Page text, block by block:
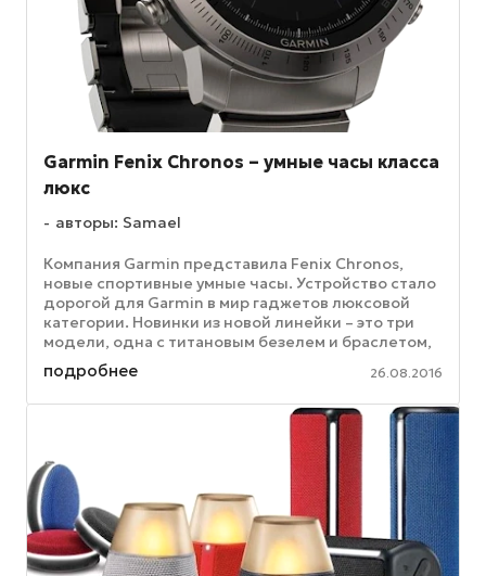
Garmin Fenix Chronos – умные часы класса
люкс
авторы: Samael
Компания Garmin представила Fenix Chronos,
новые спортивные умные часы. Устройство стало
дорогой для Garmin в мир гаджетов люксовой
категории. Новинки из новой линейки – это три
модели, одна с титановым безелем и браслетом,
еще одна – с браслетом из ...
подробнее 26.08.2016